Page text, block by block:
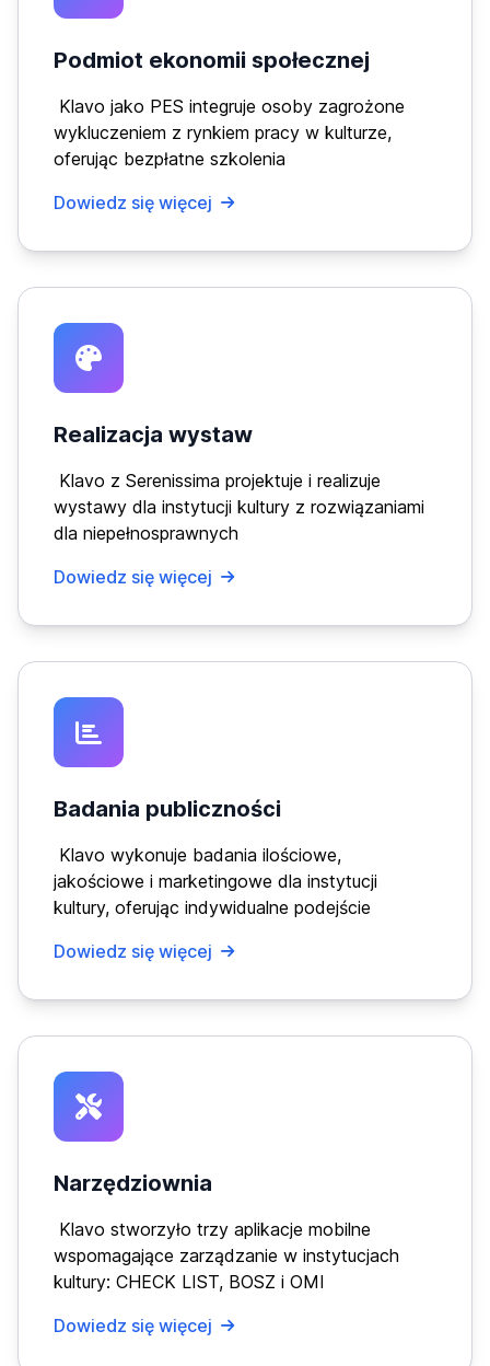
Podmiot ekonomii społecznej
Klavo jako PES integruje osoby zagrożone
wykluczeniem z rynkiem pracy w kulturze,
oferując bezpłatne szkolenia
Dowiedz się więcej
Realizacja wystaw
Klavo z Serenissima projektuje i realizuje
wystawy dla instytucji kultury z rozwiązaniami
dla niepełnosprawnych
Dowiedz się więcej
Badania publiczności
Klavo wykonuje badania ilościowe,
jakościowe i marketingowe dla instytucji
kultury, oferując indywidualne podejście
Dowiedz się więcej
Narzędziownia
Klavo stworzyło trzy aplikacje mobilne
wspomagające zarządzanie w instytucjach
kultury: CHECK LIST, BOSZ i OMI
Dowiedz się więcej